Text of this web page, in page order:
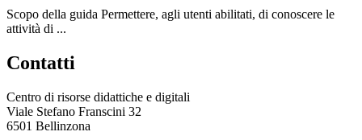
Scopo della guida Permettere, agli utenti abilitati, di conoscere le
attività di ...
Contatti
Centro di risorse didattiche e digitali
Viale Stefano Franscini 32
6501 Bellinzona